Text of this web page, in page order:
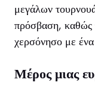
μεγάλων
πρόσβαση, καθώς
χερσόνησο με
Μέρος μιας